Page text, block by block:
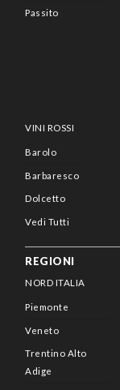
Passito
VINI ROSSI
Barolo
Barbaresco
Dolcetto
Vedi Tutti
REGIONI
NORD ITALIA
Piemonte
Veneto
Trentino Alto
Adige